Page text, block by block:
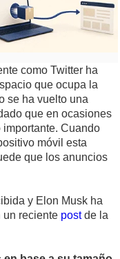
como Twitter ha
que ocupa la
se ha vuelto una
que en ocasiones
importante. Cuando
móvil esta
que los anuncios
y Elon Musk ha
un reciente postde la